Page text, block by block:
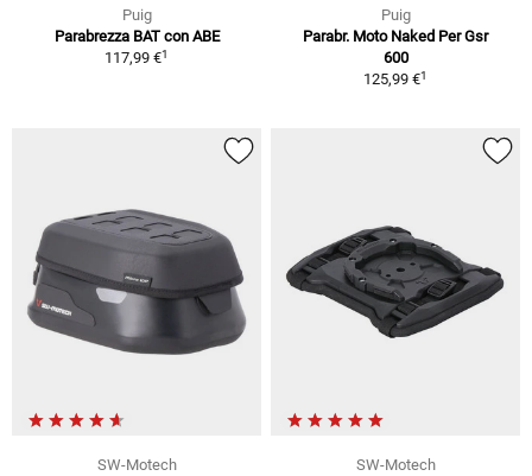
Puig
Parabrezza BAT con ABE
117,99 €1
Puig
Parabr. Moto Naked Per Gsr
600
125,99 €1
SW-Motech
SW-Motech